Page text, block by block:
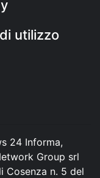
utilizzo
24 Informa,
Group srl
Cosenza n. 5 del